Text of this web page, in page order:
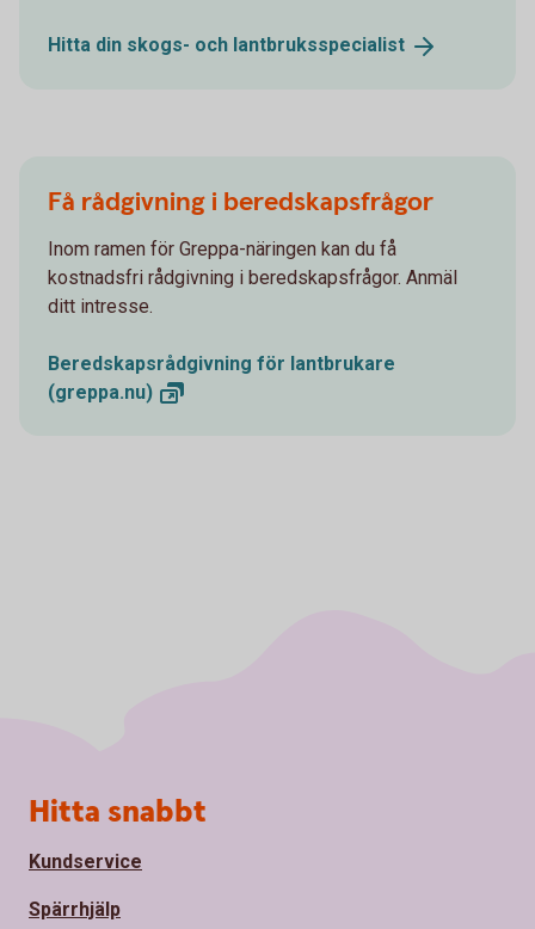
Hitta din skogs- och lantbruksspecialist
Få rådgivning i beredskapsfrågor
Inom ramen för Greppa-näringen kan du få
kostnadsfri rådgivning i beredskapsfrågor. Anmäl
ditt intresse.
Beredskapsrådgivning för lantbrukare
(greppa.nu)
Sidfot
Hitta snabbt
Kundservice
Spärrhjälp